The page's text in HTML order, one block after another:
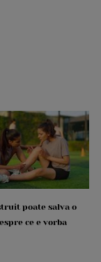
poate salva o
ce e vorba